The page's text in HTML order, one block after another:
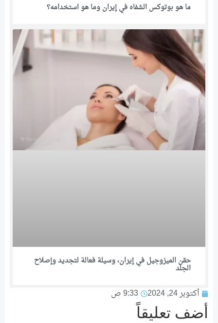
ما هو بوتوكس الشفاه في إيران وما هو استخدامه؟
حقن الميزوجيل في إيران، وسيلة فعالة لتجديد وإصلاح
الجلد
أكتوبر 24, 2024 9:33 ص
أضف تعليقاً